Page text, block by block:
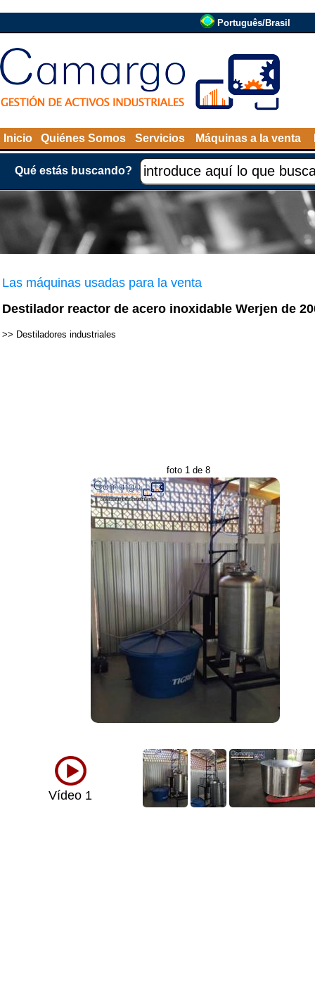
Português/Brasil
Inicio Quiénes Somos Servicios Máquinas a la venta
Qué estás buscando?
Las máquinas usadas para la venta
Destilador reactor de acero inoxidable Werjen de
>> Destiladores industriales
foto 1 de 8
Vídeo 1